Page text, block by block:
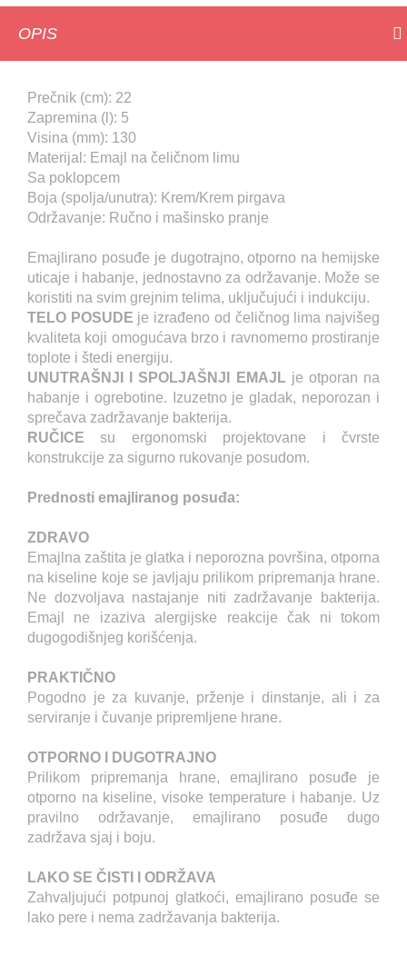
OPIS
Prečnik (cm): 22
Zapremina (l): 5
Visina (mm): 130
Materijal: Emajl na čeličnom limu
Sa poklopcem
Boja (spolja/unutra): Krem/Krem pirgava
Održavanje: Ručno i mašinsko pranje
Emajlirano posuđe je dugotrajno, otporno na hemijske
uticaje i habanje, jednostavno za održavanje. Može se
koristiti na svim grejnim telima, uključujući i indukciju.
TELO POSUDE je izrađeno od čeličnog lima najvišeg
kvaliteta koji omogućava brzo i ravnomerno prostiranje
toplote i štedi energiju.
UNUTRAŠNJI I SPOLJAŠNJI EMAJL je otporan na
habanje i ogrebotine. Izuzetno je gladak, neporozan i
sprečava zadržavanje bakterija.
RUČICEsu ergonomski projektovane i čvrste
konstrukcije za sigurno rukovanje posudom.
Prednosti emajliranog posuđa:
ZDRAVO
Emajlna zaštita je glatka i neporozna površina, otporna
na kiseline koje se javljaju prilikom pripremanja hrane.
Ne dozvoljava nastajanje niti zadržavanje bakterija.
Emajl ne izaziva alergijske reakcije čak ni tokom
dugogodišnjeg korišćenja.
PRAKTIČNO
Pogodno je za kuvanje, prženje i dinstanje, ali i za
serviranje i čuvanje pripremljene hrane.
OTPORNO I DUGOTRAJNO
Prilikom pripremanja hrane, emajlirano posuđe je
otporno na kiseline, visoke temperature i habanje. Uz
pravilno održavanje, emajlirano posuđe dugo
zadržava sjaj i boju.
LAKO SE ČISTI I ODRŽAVA
Zahvaljujući potpunoj glatkoći, emajlirano posuđe se
lako pere i nema zadržavanja bakterija.